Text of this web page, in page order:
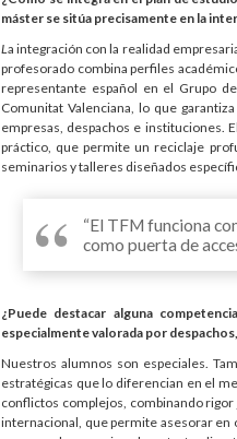
máster se sitúa precisamente en la
L a integración con la realidad
profesorado combina perfiles
representante español en el Grupo
Comunitat Valenciana, lo que
empresas, despachos e instituciones.
práctico, que permite un reciclaje
seminarios y talleres diseñados
“El TFM funciona
como puerta de
¿Puede destacar alguna
especialmente valorada por
Nuestros alumnos son especiales.
estratégicas que lo diferencian en el
conflictos complejos, combinando
internacional, que permite asesorar en